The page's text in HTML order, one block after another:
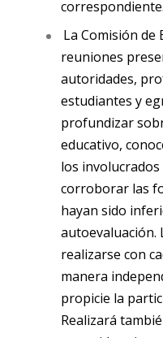
correspondiente.
La Comisión de
reuniones
autoridades,
estudiantes y
profundizar
educativo,
los
corroborar las
hayan sido
autoevaluación.
realizarse con
manera
propicie la
Realizará